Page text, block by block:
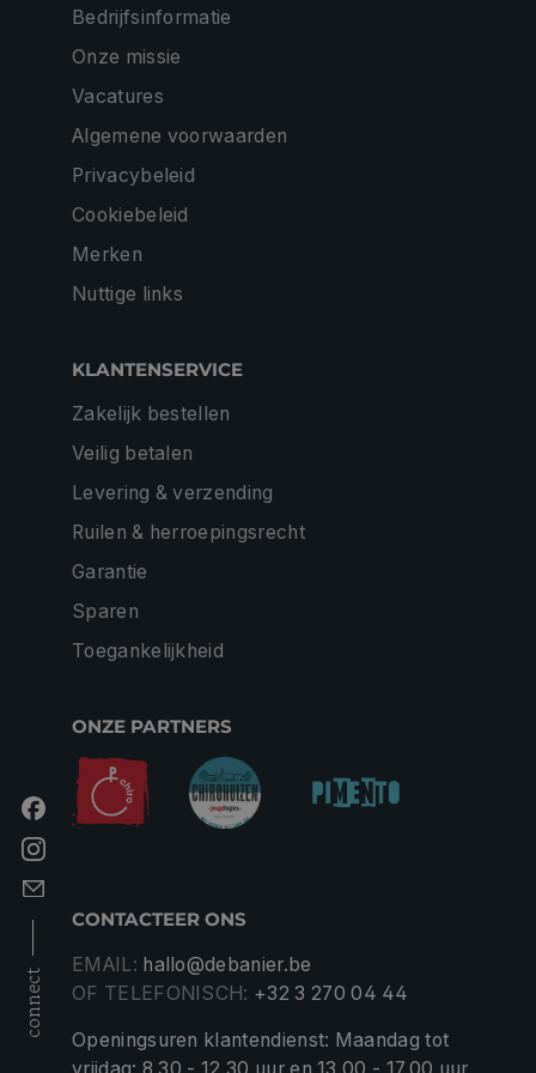
connect
Bedrijfsinformatie
Onze missie
Vacatures
Algemene voorwaarden
Privacybeleid
Cookiebeleid
Merken
Nuttige links
KLANTENSERVICE
Zakelijk bestellen
Veilig betalen
Levering & verzending
Ruilen & herroepingsrecht
Garantie
Sparen
Toegankelijkheid
ONZE PARTNERS
CONTACTEER ONS
EMAIL: hallo@debanier.be
OF TELEFONISCH: +32 3 270 04 44
Openingsuren klantendienst: Maandag tot